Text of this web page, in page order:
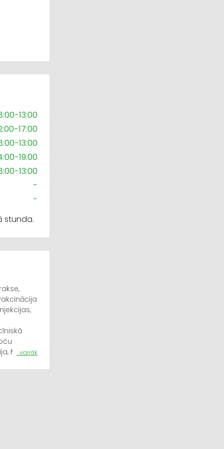
13:00
17:00
13:00
19:00
13:00
-
-
stunda.
Malta
...vairāk